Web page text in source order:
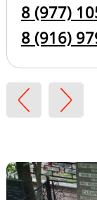
8 (977)
8 (916)